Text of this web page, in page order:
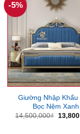
-5%
Giường Nhập Khẩu
Bọc Nệm Xanh
14,500,000₫
Giá